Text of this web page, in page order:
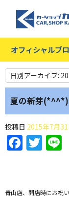
オフィシャルブ
日別アーカイブ:
夏の新芽(*^^*)
投稿日 2015年7月31
青山店、開店時にお祝